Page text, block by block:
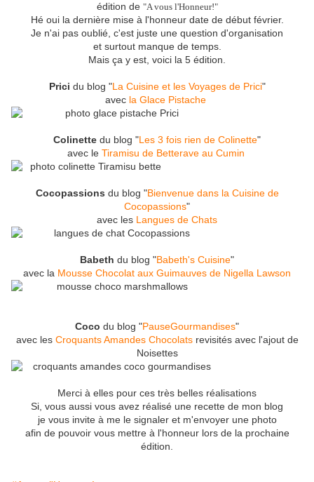
édition de "A vous l'Honneur!"
Hé oui la dernière mise à l'honneur date de début février.
Je n'ai pas oublié, c'est juste une question d'organisation
et surtout manque de temps.
Mais ça y est, voici la 5 édition.
Prici du blog "La Cuisine et les Voyages de Prici"
avec la Glace Pistache
Colinette du blog "Les 3 fois rien de Colinette"
avec le Tiramisu de Betterave au Cumin
Cocopassions du blog "Bienvenue dans la Cuisine de
Cocopassions"
avec les Langues de Chats
Babeth du blog "Babeth's Cuisine"
avec la Mousse Chocolat aux Guimauves de Nigella Lawson
Coco du blog "PauseGourmandises"
avec les Croquants Amandes Chocolatsrevisités avec l'ajout de
Noisettes
Merci à elles pour ces très belles réalisations
Si, vous aussi vous avez réalisé une recette de mon blog
je vous invite à me le signaler et m'envoyer une photo
afin de pouvoir vous mettre à l'honneur lors de la prochaine
édition.